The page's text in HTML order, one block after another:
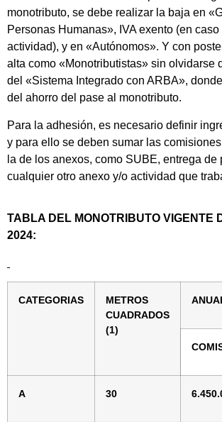
monotributo, se debe realizar la baja en
Personas Humanas», IVA exento (en
actividad), y en «Autónomos». Y con
alta como «Monotributistas» sin olvidarse
del «Sistema Integrado con ARBA»,
del ahorro del pase al monotributo.
Para la adhesión, es necesario definir
y para ello se deben sumar las
la de los anexos, como SUBE, entrega de
cualquier otro anexo y/o actividad que
TABLA DEL MONOTRIBUTO VIGENTE
2024:
CATEGORIAS
METROS
CUADRADOS
(1)
A 30